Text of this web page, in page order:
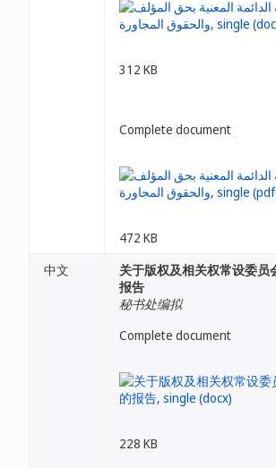
312 KB
Complete document
472 KB
中文
关于版权及相关权常设委员
报告
秘书处编拟
Complete document
228 KB